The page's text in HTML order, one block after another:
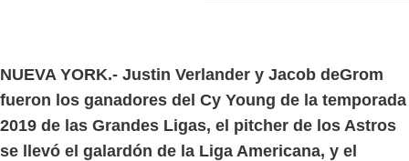
NUEVA YORK.- Justin Verlander y Jacob deGrom
fueron los ganadores del Cy Young de la temporada
2019 de las Grandes Ligas, el pitcher de los Astros
se llevó el galardón de la Liga Americana, y el